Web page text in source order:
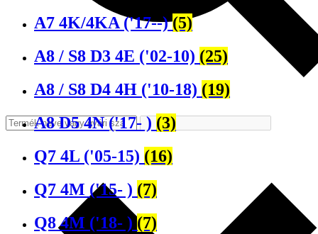
A7 4K/4KA ('17--)(5)
A8 / S8 D3 4E ('02-10) (25)
A8 / S8 D4 4H ('10-18) (19)
A8 D5 4N ('17- )(3)
Q7 4L ('05-15) (16)
Q7 4M ('15- ) (7)
Q8 4M ('18- )(7)